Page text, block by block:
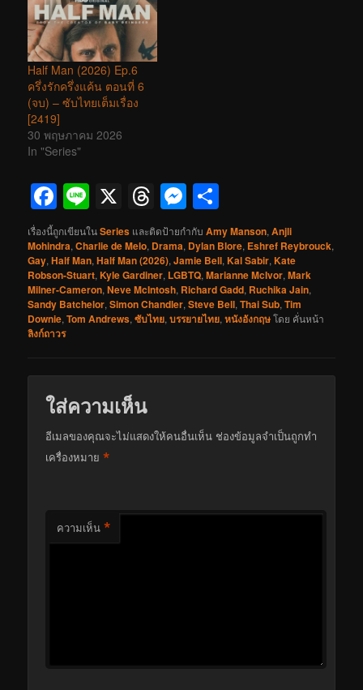
Half Man (2026) Ep.6
ครึ่งรักครึ่งแค้น ตอนที่ 6
(จบ) – ซับไทยเต็มเรื่อง
[2419]
30 พฤษภาคม 2026
In "Series"
Facebook
Line
X Threads
Messenger
เรื่องนี้ถูกเขียนในSeries และติดป้ายกำกับAmy Manson,Anjli
Mohindra,Charlie de Melo, Drama, Dylan Blore, Eshref Reybrouck,
Gay,Half Man,Half Man (2026),Jamie Bell,Kal Sabir,Kate
Robson-Stuart,Kyle Gardiner, LGBTQ,Marianne McIvor,Mark
Milner-Cameron,Neve McIntosh, Richard Gadd, Ruchika Jain,
Sandy Batchelor,Simon Chandler,Steve Bell,Thai Sub,Tim
Downie,Tom Andrews,ซับไทย,บรรยายไทย,หนังอังกฤษโดย คั่นหน้า
ลิงก์ถาวร
ใส่ความเห็น
อีเมลของคุณจะไม่แสดงให้คนอื่นเห็น ช่องข้อมูลจำเป็นถูกทำ
เครื่องหมาย*
ความเห็น *